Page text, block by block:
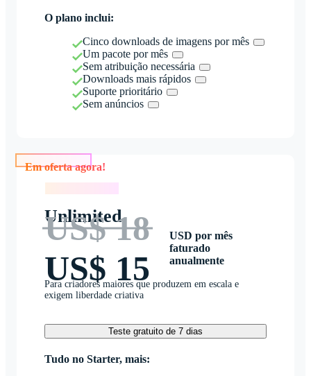
O plano inclui:
Cinco downloads de imagens por mês
Um pacote por mês
Sem atribuição necessária
Downloads mais rápidos
Suporte prioritário
Sem anúncios
Unlimited
US$ 18
US$ 15
USD por mês
faturado
anualmente
Para criadores maiores que produzem em escala e
exigem liberdade criativa
Teste gratuito de 7 dias
Tudo no Starter, mais: